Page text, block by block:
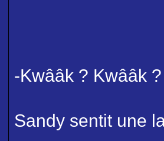
-Kwââk ? Kwââk ?
Sandy sentit une